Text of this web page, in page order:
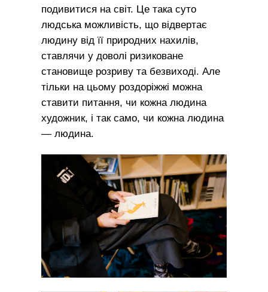
подивитися на світ. Це така суто
людська можливість, що відвертає
людину від її природних нахилів,
ставлячи у доволі ризиковане
становище розриву та безвиході. Але
тільки на цьому роздоріжжі можна
ставити питання, чи кожна людина
художник, і так само, чи кожна людина
— людина.